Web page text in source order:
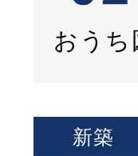
おうち
新築